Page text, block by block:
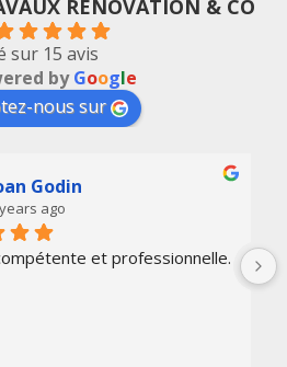
RÉNOVATION & CO
sur 15 avis
byGoogle
nous sur
Godin
ago
et professionnelle.